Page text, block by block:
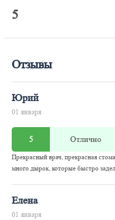
5
Отзывы
Юрий
01 января
5 Отлично
Прекрасный врач, прекрасная
много дырок, которые быстро
Елена
01 января